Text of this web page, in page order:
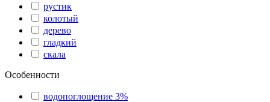
рустик
колотый
дерево
гладкий
скала
Особенности
водопоглощение 3%